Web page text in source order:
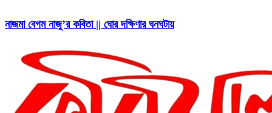
নাজমা বেগম নাজু’র কবিতা || ঘোর দক্ষিণার ঘনঘটায়